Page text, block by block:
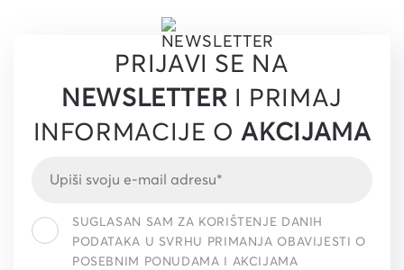
PRIJAVI SE NA
NEWSLETTER I PRIMAJ
INFORMACIJE OAKCIJAMA
SUGLASAN SAM ZA KORIŠTENJE DANIH
PODATAKA U SVRHU PRIMANJA OBAVIJESTI O
POSEBNIM PONUDAMA I AKCIJAMA